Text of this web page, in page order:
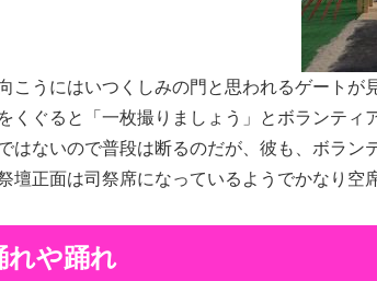
こうにはいつくしみの門と思われるゲート
くぐると「一枚撮りましょう」とボランテ
はないので普段は断るのだが、彼も、ボラン
壇正面は司祭席になっているようでかなり空
れや踊れ